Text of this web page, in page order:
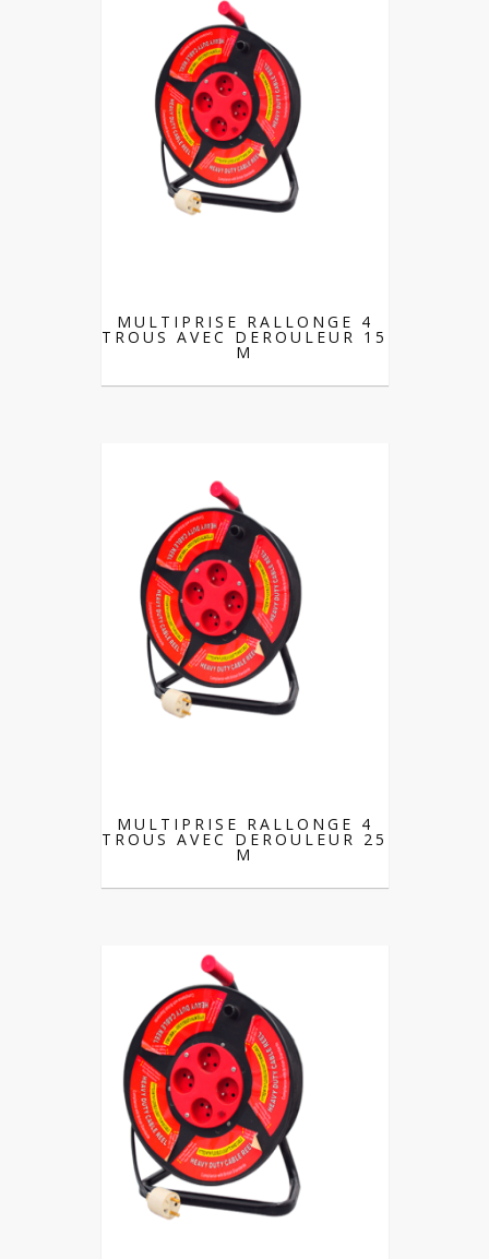
MULTIPRISE RALLONGE 4
TROUS AVEC DEROULEUR 15
M
MULTIPRISE RALLONGE 4
TROUS AVEC DEROULEUR 25
M